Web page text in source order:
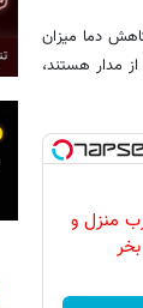
دما میزان
مدار هستند،
درب منزل و